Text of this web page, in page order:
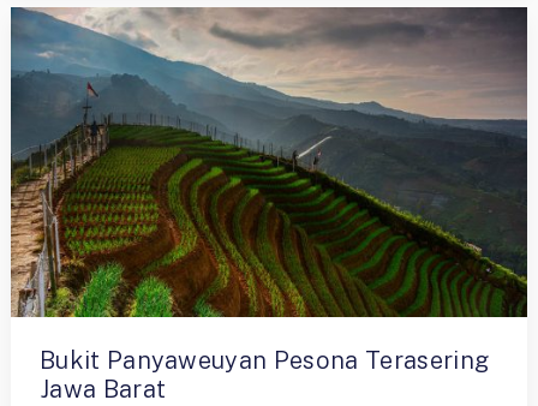
Bukit Panyaweuyan Pesona Terasering
Jawa Barat